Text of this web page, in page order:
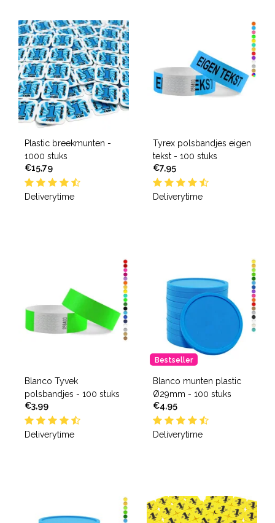
Plastic breekmunten -
1000 stuks
€15,79
Deliverytime
Tyrex polsbandjes eigen
tekst - 100 stuks
€7,95
Deliverytime
Blanco Tyvek
polsbandjes - 100 stuks
€3,99
Deliverytime
Bestseller
Blanco munten plastic
Ø29mm - 100 stuks
€4,95
Deliverytime